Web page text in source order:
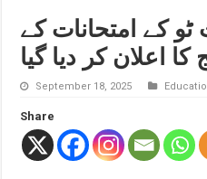
ٹو کے امتحانات کے
کا اعلان کر دیا گیا
September 18, 2025
Share